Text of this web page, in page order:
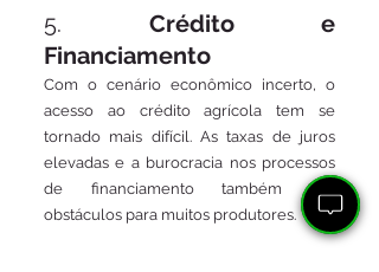
5. Crédito e
Financiamento
Com o cenário econômico incerto, o
acesso ao crédito agrícola tem se
tornado mais difícil. As taxas de juros
elevadas e a burocracia nos processos
de financiamento também são
obstáculos para muitos produtores.